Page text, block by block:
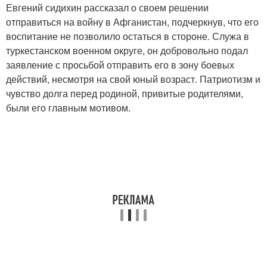
Евгений сидихин рассказал о своем решении
отправиться на войну в Афганистан, подчеркнув, что его
воспитание не позволило остаться в стороне. Служа в
туркестанском военном округе, он добровольно подал
заявление с просьбой отправить его в зону боевых
действий, несмотря на свой юный возраст. Патриотизм и
чувство долга перед родиной, привитые родителями,
были его главным мотивом.